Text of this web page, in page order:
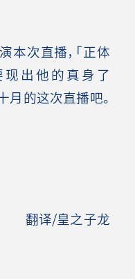
次直播，「正体
现出他的真身了
的这次直播吧。
翻译/皇之子龙